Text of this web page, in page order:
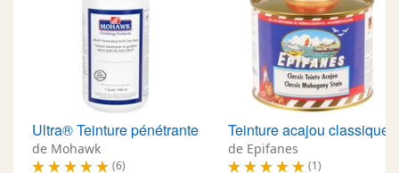
Ultra® Teinture pénétrante
de Mohawk
(6)
Teinture acajou classique
de Epifanes
(1)